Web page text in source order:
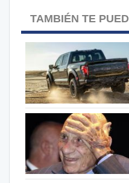
TAMBIÉN TE